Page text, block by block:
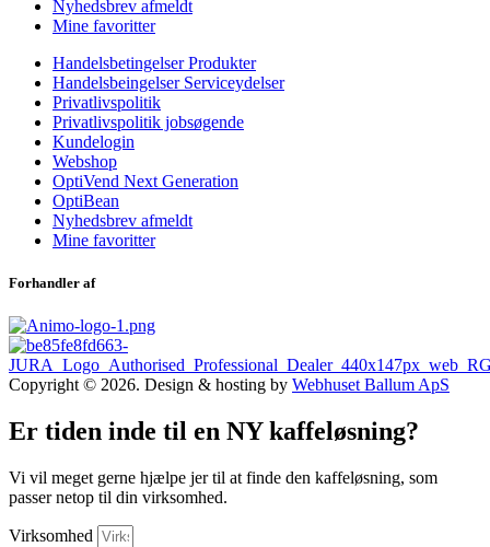
Nyhedsbrev afmeldt
Mine favoritter
Handelsbetingelser Produkter
Handelsbeingelser Serviceydelser
Privatlivspolitik
Privatlivspolitik jobsøgende
Kundelogin
Webshop
OptiVend Next Generation
OptiBean
Nyhedsbrev afmeldt
Mine favoritter
Forhandler af
Copyright © 2026. Design & hosting by Webhuset Ballum ApS
Er tiden inde til en NY kaffeløsning?
Vi vil meget gerne hjælpe jer til at finde den kaffeløsning, som
passer netop til din virksomhed.
Virksomhed